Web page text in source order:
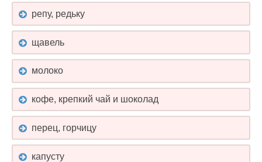
репу, редьку
щавель
молоко
кофе, крепкий чай и шоколад
перец, горчицу
капусту